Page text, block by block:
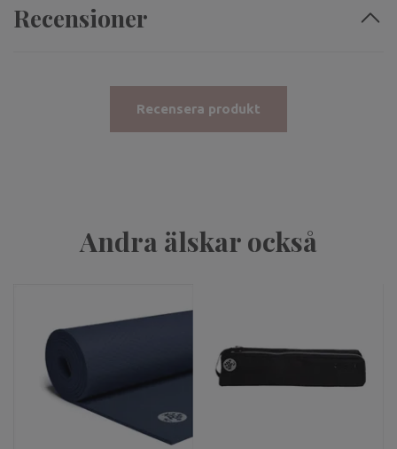
Recensioner
Recensera produkt
Andra älskar också